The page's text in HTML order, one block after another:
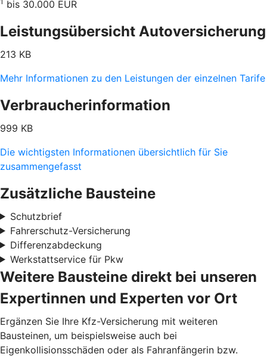
bis 30.000 EUR
Leistungsübersicht Autoversicherung
213 KB
Mehr Informationen zu den Leistungen der einzelnen Tarife
Verbraucherinformation
999 KB
Die wichtigsten Informationen übersichtlich für Sie
zusammengefasst
Zusätzliche Bausteine
Schutzbrief
Fahrerschutz-Versicherung
Differenzabdeckung
Werkstattservice für Pkw
Weitere Bausteine direkt bei unseren
Expertinnen und Experten vor Ort
Ergänzen Sie Ihre Kfz-Versicherung mit weiteren
Bausteinen, um beispielsweise auch bei
Eigenkollisionsschäden oder als Fahranfängerin bzw.